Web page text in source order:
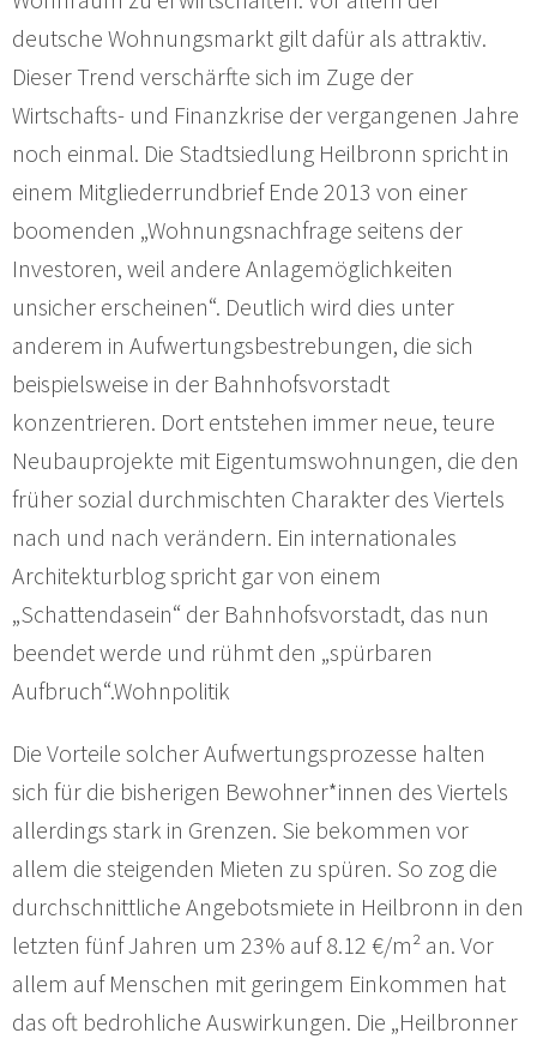
deutsche Wohnungsmarkt gilt dafür als attraktiv.
Dieser Trend verschärfte sich im Zuge der
Wirtschafts- und Finanzkrise der vergangenen Jahre
noch einmal. Die Stadtsiedlung Heilbronn spricht in
einem Mitgliederrundbrief Ende 2013 von einer
boomenden „Wohnungsnachfrage seitens der
Investoren, weil andere Anlagemöglichkeiten
unsicher erscheinen“. Deutlich wird dies unter
anderem in Aufwertungsbestrebungen, die sich
beispielsweise in der Bahnhofsvorstadt
konzentrieren. Dort entstehen immer neue, teure
Neubauprojekte mit Eigentumswohnungen, die den
früher sozial durchmischten Charakter des Viertels
nach und nach verändern. Ein internationales
Architekturblog spricht gar von einem
„Schattendasein“ der Bahnhofsvorstadt, das nun
beendet werde und rühmt den „spürbaren
Aufbruch“.Wohnpolitik
Die Vorteile solcher Aufwertungsprozesse halten
sich für die bisherigen Bewohner*innen des Viertels
allerdings stark in Grenzen. Sie bekommen vor
allem die steigenden Mieten zu spüren. So zog die
durchschnittliche Angebotsmiete in Heilbronn in den
letzten fünf Jahren um 23% auf 8.12 €/m² an. Vor
allem auf Menschen mit geringem Einkommen hat
das oft bedrohliche Auswirkungen. Die „Heilbronner